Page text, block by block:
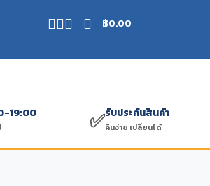
฿0.00
19:00 ✅รับประกันสินค้า
คืนง่าย เปลี่ยนได้